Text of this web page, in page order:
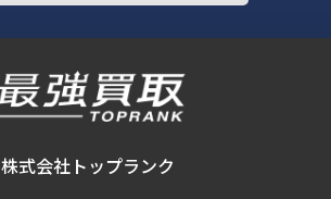
株式会社トップランク